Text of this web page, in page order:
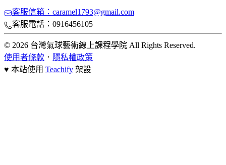
客服信箱：caramel1793@gmail.com
客服電話：0916456105
© 2026 台灣氣球藝術線上課程學院 All Rights Reserved.
使用者條款 ． 隱私權政策
♥ 本站使用 Teachify 架設